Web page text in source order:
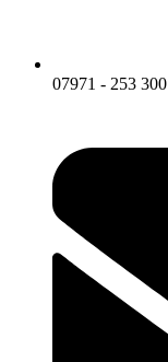
07971 - 253 300